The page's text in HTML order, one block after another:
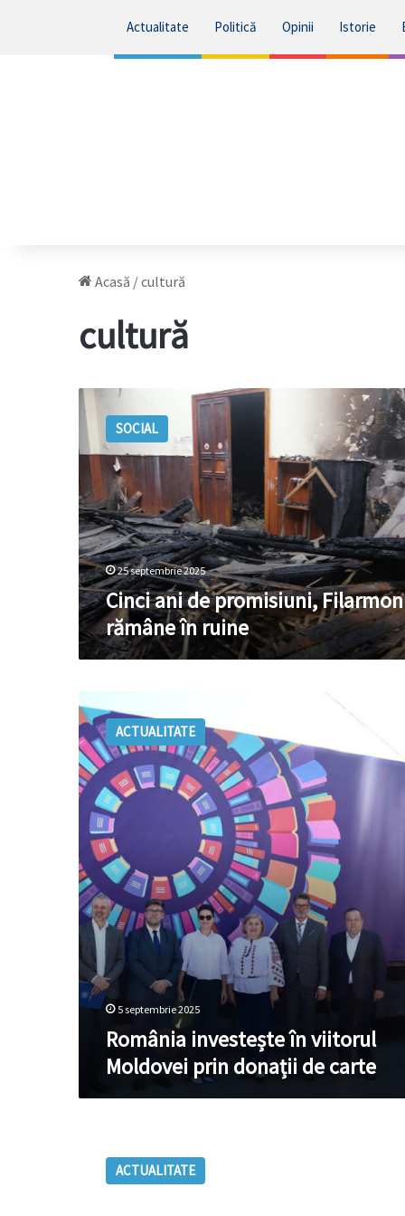
Actualitate Politică Opinii Istorie
Acasă /cultură
cultură
Cinci
ani
de
promisiuni,
Filarmonica
rămâne
în
ruine
SOCIAL
25 septembrie 2025
Cinci ani de promisiuni,
rămâne în ruine
investește
în
viitorul
Moldovei
prin
donații
de
carte
ACTUALITATE
5 septembrie 2025
România investește în viitorul
Moldovei prin donații de carte
Culturii
ACTUALITATE